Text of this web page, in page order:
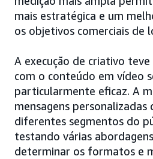
mais estratégica e um
os objetivos comerciais de
A execução de criativo
com o conteúdo em vídeo
particularmente eficaz. A
mensagens personalizadas
diferentes segmentos do
testando várias
determinar os formatos e